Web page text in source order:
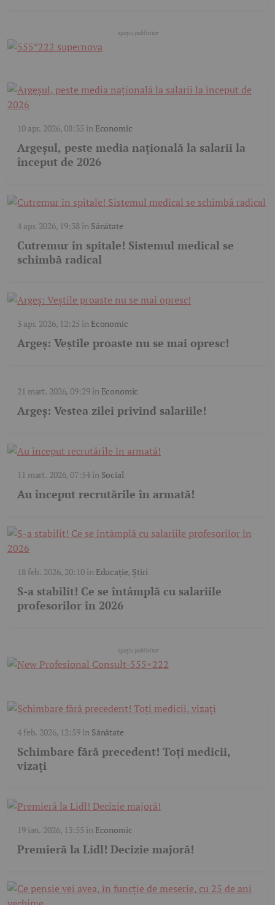
10 apr. 2026, 08:35 în Economic
Argeșul, peste media națională la salarii la
început de 2026
4 apr. 2026, 19:38în Sănătate
Cutremur în spitale! Sistemul medical se
schimbă radical
3 apr. 2026, 12:25 în Economic
Argeș: Veștile proaste nu se mai opresc!
21 mart. 2026, 09:29în Economic
Argeș: Vestea zilei privind salariile!
11 mart. 2026, 07:54în Social
Au început recrutările în armată!
18 feb. 2026, 20:10în Educație, Știri
S-a stabilit! Ce se întâmplă cu salariile
profesorilor în 2026
4 feb. 2026, 12:59în Sănătate
Schimbare fără precedent! Toți medicii,
vizați
19 ian. 2026, 13:55 în Economic
Premieră la Lidl! Decizie majoră!